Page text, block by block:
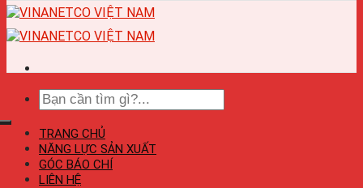
TRANG CHỦ
NĂNG LỰC SẢN XUẤT
GÓC BÁO CHÍ
LIÊN HỆ